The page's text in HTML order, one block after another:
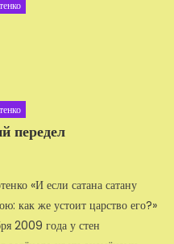
передел
«И если сатана сатану
как же устоит царство его?»
2009 года у стен